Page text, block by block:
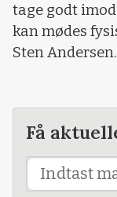
tage godt
kan mødes
Sten Andersen.
Få